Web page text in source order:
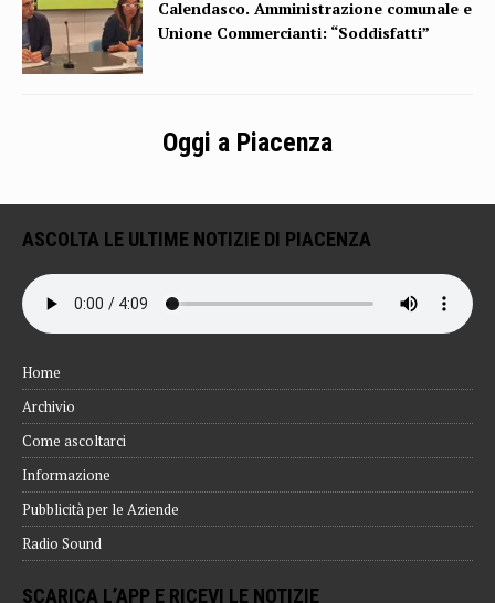
Calendasco. Amministrazione comunale e
Unione Commercianti: “Soddisfatti”
Oggi a Piacenza
ASCOLTA LE ULTIME NOTIZIE DI PIACENZA
Home
Archivio
Come ascoltarci
Informazione
Pubblicità per le Aziende
Radio Sound
SCARICA L’APP E RICEVI LE NOTIZIE